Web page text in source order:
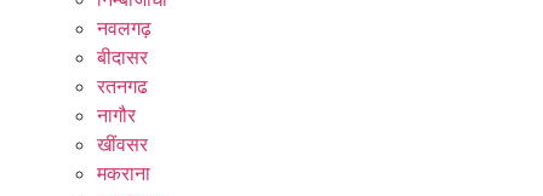
नवलगढ़
बीदासर
रतनगढ
नागौर
खींवसर
मकराना